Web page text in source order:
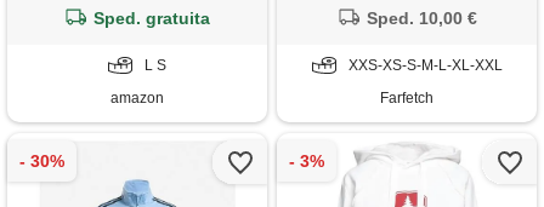
regular
Sped. gratuita
L S
amazon
Sped. 10,00 €
XXS-XS-S-M-L-XL-XXL
Farfetch